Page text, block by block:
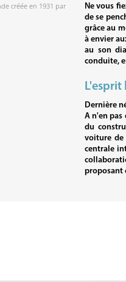
créée en 1931 par
Ne vous
de se
grâce au
à envier
au son
conduite,
Dernière
A n'en pas
du
voiture de
centrale
proposant